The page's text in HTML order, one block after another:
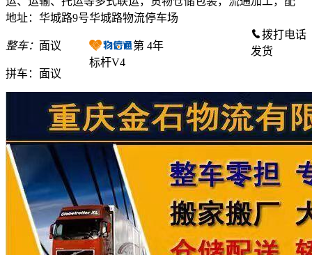
地址：华城路9号华城路物流停车场
整车： 面议
拼车： 面议
第 4年
标杆V4
拨打电话
发货